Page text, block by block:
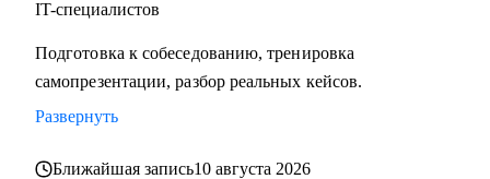
улучшить карьеру и увеличить количество денег.
• Людям желающим войти в IT с нуля или сменить
профессию.
вопросам.
• Всем, кто хочет выступать на IT-конференциях (любого
IT-специалистов
Подготовка к собеседованию, тренировка
самопрезентации, разбор реальных кейсов.
Развернуть
Ближайшая запись10 августа 2026